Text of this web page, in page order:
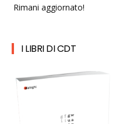
Rimani aggiornato!
I LIBRI DI CDT